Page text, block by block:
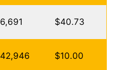
6,691 $40.73
42,946 $10.00